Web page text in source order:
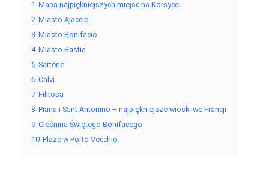
1 Mapa najpiękniejszych miejsc na Korsyce
2 Miasto Ajaccio
3 Miasto Bonifacio
4 Miasto Bastia
5 Sartène
6 Calvi
7 Filitosa
8 Piana i Sant-Antonino – najpiękniejsze wioski we Francji
9 Cieśnina Świętego Bonifacego
10 Plaże w Porto Vecchio